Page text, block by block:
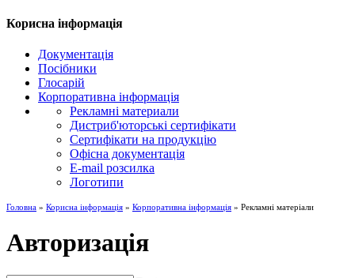
Корисна інформація
Документація
Посібники
Глосарій
Корпоративна інформація
Рекламні материали
Дистриб'юторські сертифікати
Сертифікати на продукцію
Офісна документація
E-mail розсилка
Логотипи
Головна » Корисна інформація » Корпоративна інформація » Рекламні матеріали
Авторизація